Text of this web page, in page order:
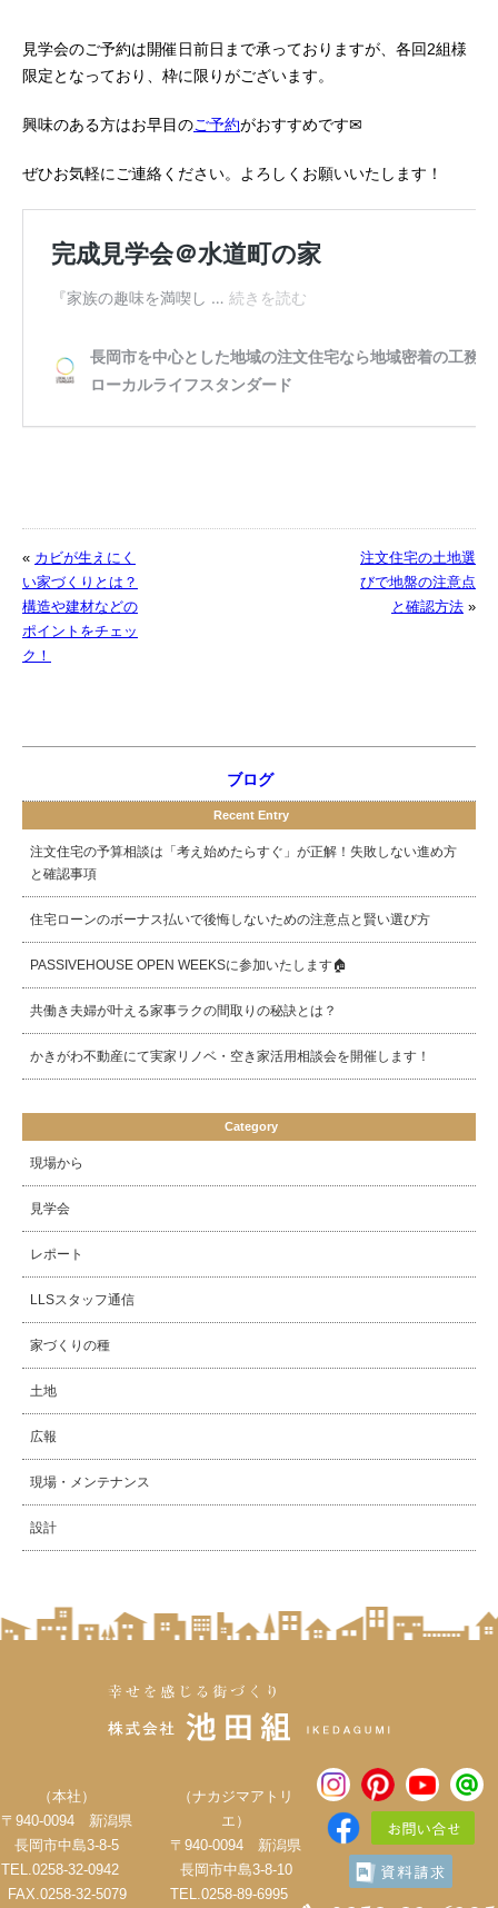
見学会のご予約は開催日前日まで承っておりますが、各回2組様
限定となっており、枠に限りがございます。
興味のある方はお早目のご予約がおすすめです✉
ぜひお気軽にご連絡ください。よろしくお願いいたします！
« カビが生えにく
い家づくりとは？
構造や建材などの
ポイントをチェッ
ク！
注文住宅の土地選
びで地盤の注意点
と確認方法 »
ブログ
Recent Entry
注文住宅の予算相談は「考え始めたらすぐ」が正解！失敗しない進め方
と確認事項
住宅ローンのボーナス払いで後悔しないための注意点と賢い選び方
PASSIVEHOUSE OPEN WEEKSに参加いたします🏠
共働き夫婦が叶える家事ラクの間取りの秘訣とは？
かきがわ不動産にて実家リノベ・空き家活用相談会を開催します！
Category
現場から
見学会
レポート
LLSスタッフ通信
家づくりの種
土地
広報
現場・メンテナンス
設計
（本社）
〒940-0094 新潟県
長岡市中島3-8-5
TEL.0258-32-0942
FAX.0258-32-5079
（ナカジマアトリ
エ）
〒940-0094 新潟県
長岡市中島3-8-10
TEL.0258-89-6995